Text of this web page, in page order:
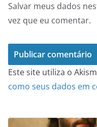
Salvar meus dados
vez que eu comentar.
Este site utiliza o
como seus dados em